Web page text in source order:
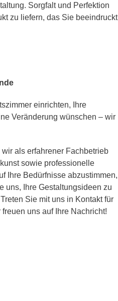
Sorgfalt und Perfektion
zu liefern, das Sie beeindruckt
einrichten, Ihre
Veränderung wünschen – wir
als erfahrener Fachbetrieb
sowie professionelle
Ihre Bedürfnisse abzustimmen,
uns, Ihre Gestaltungsideen zu
Sie mit uns in Kontakt für
uns auf Ihre Nachricht!